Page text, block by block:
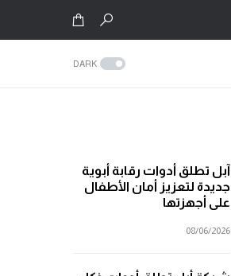
DARK
آبل تطلق أدوات رقابة أبوية
جديدة لتعزيز أمان الأطفال
على أجهزتها
08/06/2026